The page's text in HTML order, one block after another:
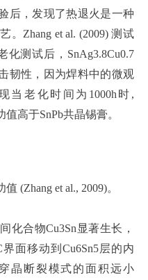
后，发现了热退火是一种
Zhang et al. (2009) 测试
化测试后，SnAg3.8Cu0.7
韧性，因为焊料中的微观
当老化时间为1000h时,
高于SnPb共晶锡膏。
(Zhang et al., 2009)。
化合物Cu3Sn显著生长，
面移动到Cu6Sn5层的内
晶断裂模式的面积远小